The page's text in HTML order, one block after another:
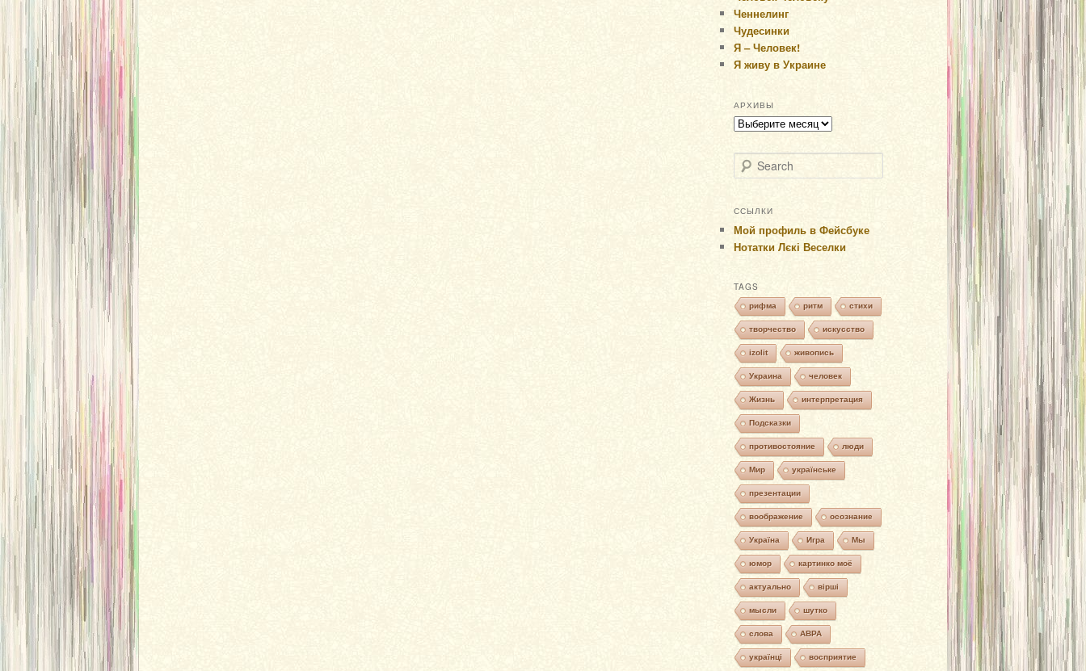
Ченнелинг
Чудесинки
Я – Человек!
Я живу в Украине
АРХИВЫ
Архивы
Search
ССЫЛКИ
Мой профиль в Фейсбуке
Нотатки Лєкі Веселки
TAGS
рифма ритм стихи
творчество искусство
izolit живопись
Украина человек
Жизнь интерпретация
Подсказки
противостояние люди
Мир українське
презентации
воображение осознание
Україна Игра Мы
юмор картинко моё
актуально вірші
мысли шутко
слова АВРА
українці восприятие